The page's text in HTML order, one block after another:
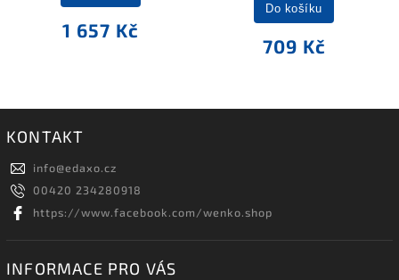
1 657 Kč
709 Kč
Do košíku
KONTAKT
info@edaxo.cz
00420 234280918
https://www.facebook.com/wenko.shop
INFORMACE PRO VÁS